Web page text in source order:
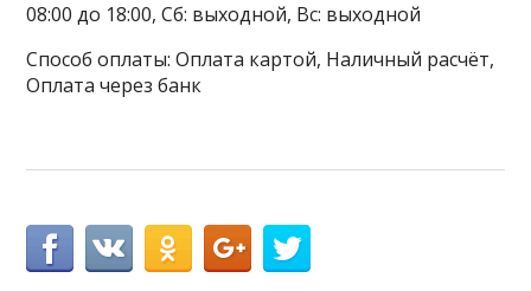
08:00 до 18:00, Сб: выходной, Вс: выходной
Способ оплаты: Оплата картой, Наличный расчёт,
Оплата через банк